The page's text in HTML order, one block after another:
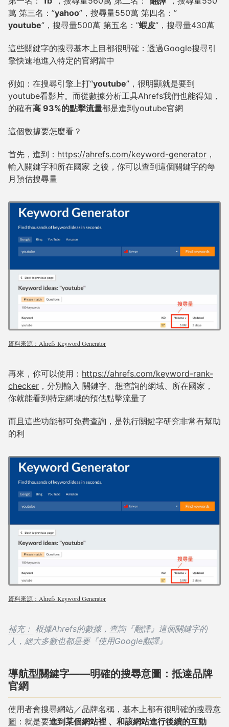
萬 第三名：”yahoo”，搜尋量550萬 第四名：”
youtube”，搜尋量500萬 第五名：”蝦皮”，搜尋量430萬
這些關鍵字的搜尋基本上目都很明確：透過Google搜尋引
擎快速地進入特定的官網當中
例如：在搜尋引擎上打“youtube”，很明顯就是要到
youtube看影片。而從數據分析工具Ahrefs我們也能得知，
的確有高 93%的點擊流量都是進到youtube官網
這個數據要怎麼看？
首先，進到： https://ahrefs.com/keyword-generator ，
輸入關鍵字和所在國家 之後，你可以查到這個關鍵字的每
月預估搜尋量
資料來源：Ahrefs Keyword Generator
再來，你可以使用： https://ahrefs.com/keyword-rank-
checker ，分別輸入 關鍵字、想查詢的網域、所在國家，
你就能看到特定網域的預估點擊流量了
而且這些功能都可免費查詢，是執行關鍵字研究非常有幫助
的利
資料來源：Ahrefs Keyword Generator
補充： 根據Ahrefs的數據，查詢『翻譯』這個關鍵字的
人，絕大多數也都是要『使用Google翻譯』
導航型關鍵字——明確的搜尋意圖：抵達品牌
官網
使用者會搜尋網站／品牌名稱，基本上都有很明確的搜尋意
圖 ：就是要進到某個網站裡 、和該網站進行後續的互動